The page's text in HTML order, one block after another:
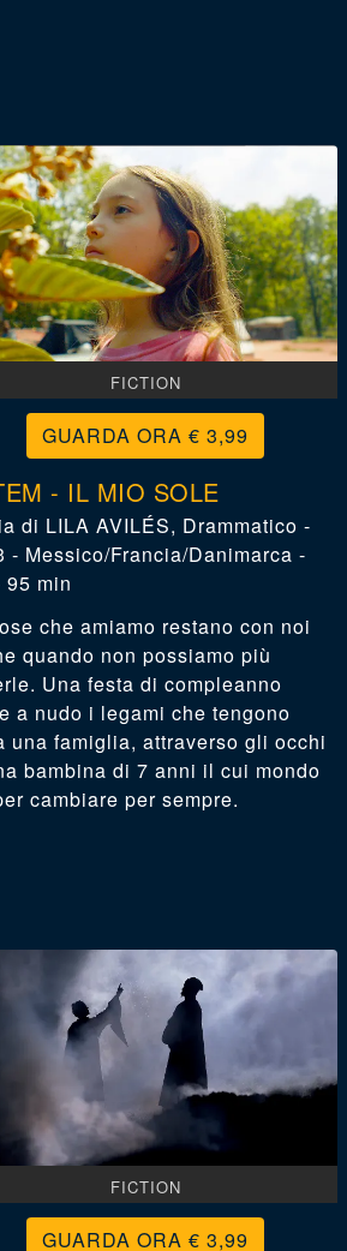
FICTION
€ 3,99
- IL MIO SOLE
LILA AVILÉS, Drammatico -
- Messico/Francia/Danimarca -
95 min
che amiamo restano con noi
quando non possiamo più
Una festa di compleanno
a nudo i legami che tengono
una famiglia, attraverso gli occhi
bambina di 7 anni il cui mondo
cambiare per sempre.
FICTION
€ 3,99